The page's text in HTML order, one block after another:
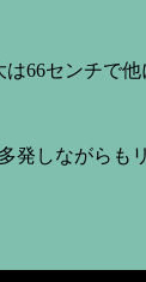
66センチで他
しながらも